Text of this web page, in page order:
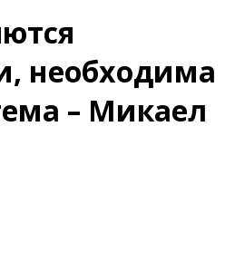
необходима
– Микаел